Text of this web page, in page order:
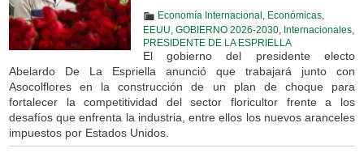
Economía Internacional Económicas,
EEUU GOBIERNO 2026-2030, Internacionales,
PRESIDENTE DE LA ESPRIELLA
El gobierno del presidente electo
Abelardo De La Espriella anunció que trabajará junto con
Asocolflores en la construcción de un plan de choque para
fortalecer la competitividad del sector floricultor frente a los
desafíos que enfrenta la industria, entre ellos los nuevos aranceles
impuestos por Estados Unidos.